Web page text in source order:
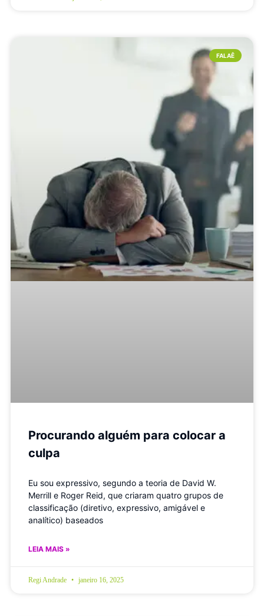
FALAÊ
Procurando alguém para colocar a
culpa
Eu sou expressivo, segundo a teoria de David W.
Merrill e Roger Reid, que criaram quatro grupos de
classificação (diretivo, expressivo, amigável e
analítico) baseados
LEIA MAIS »
Regi Andrade janeiro 16, 2025